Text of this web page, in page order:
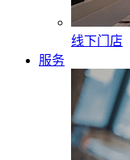
线下门店
服务